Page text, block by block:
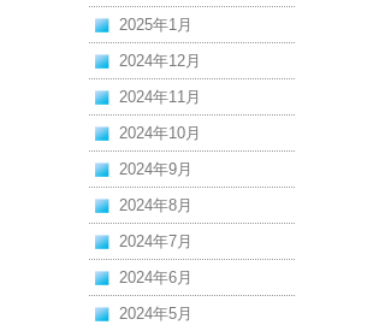
2025年1月
2024年12月
2024年11月
2024年10月
2024年9月
2024年8月
2024年7月
2024年6月
2024年5月